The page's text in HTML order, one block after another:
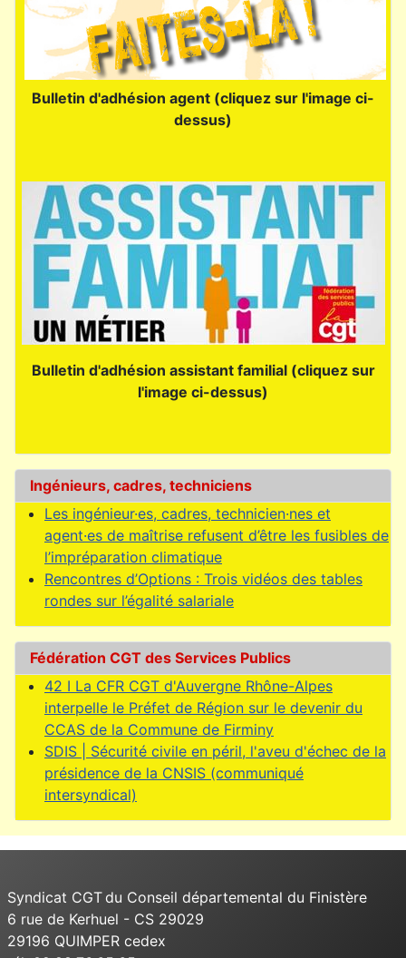
Bulletin d'adhésion agent (cliquez sur l'image ci-
dessus)
Bulletin d'adhésion assistant familial (cliquez sur
l'image ci-dessus)
Ingénieurs, cadres, techniciens
Les ingénieur·es, cadres, technicien·nes et
agent·es de maîtrise refusent d’être les fusibles de
l’impréparation climatique
Rencontres d’Options : Trois vidéos des tables
rondes sur l’égalité salariale
Fédération CGT des Services Publics
42 I La CFR CGT d'Auvergne Rhône-Alpes
interpelle le Préfet de Région sur le devenir du
CCAS de la Commune de Firminy
SDIS | Sécurité civile en péril, l'aveu d'échec de la
présidence de la CNSIS (communiqué
intersyndical)
Syndicat CGT du Conseil départemental du Finistère
6 rue de Kerhuel - CS 29029
29196 QUIMPER cedex